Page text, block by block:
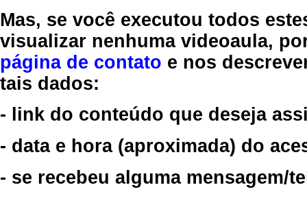
Mas, se você executou todos
visualizar nenhuma videoaula,
página de contato e nos
tais dados:
- link do conteúdo que deseja
- data e hora (aproximada) do
- se recebeu alguma mensagem/